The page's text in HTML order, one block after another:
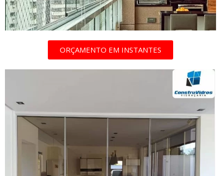
ORÇAMENTO EM INSTANTES